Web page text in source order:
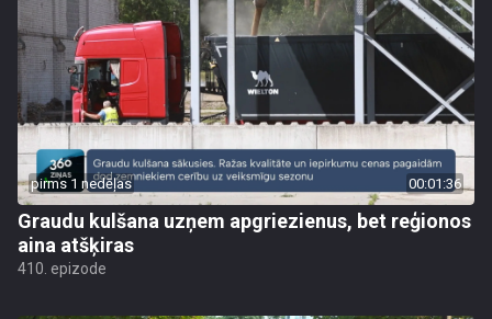
pirms 1 nedēļas 00:01:36
Graudu kulšana uzņem apgriezienus, bet reģionos
aina atšķiras
410. epizode